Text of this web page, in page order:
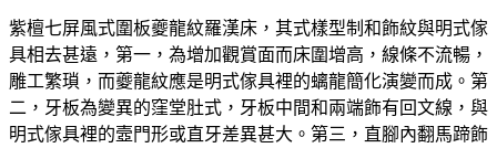
紫檀七屏風式圍板夔龍紋羅漢床，其式樣型制和飾紋與明式傢
具相去甚遠，第一，為增加觀賞面而床圍增高，線條不流暢，
雕工繁瑣，而夔龍紋應是明式傢具裡的螭龍簡化演變而成。第
二，牙板為變異的窪堂肚式，牙板中間和兩端飾有回文線，與
明式傢具裡的壼門形或直牙差異甚大。第三，直腳內翻馬蹄飾